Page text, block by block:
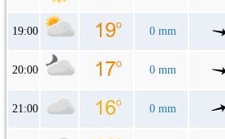
19:00 0 mm
20:00 0 mm
21:00 0 mm